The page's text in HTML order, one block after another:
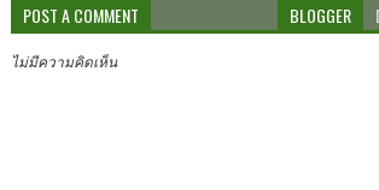
POST A COMMENT BLOGGER
ไม่มีความคิดเห็น